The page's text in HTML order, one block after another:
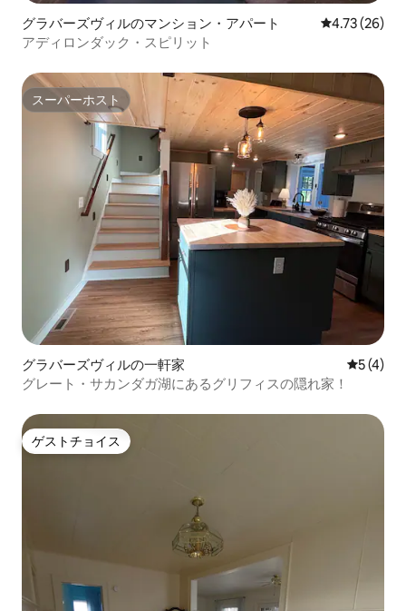
グラバーズヴィルのマンション・アパート レビュー26
4.73 (26)
アディロンダック・スピリット
スーパーホスト
スーパーホスト
グラバーズヴィルの一軒家 レビュー
5 (4)
グレート・サカンダガ湖にあるグリフィスの隠れ家！
ゲストチョイス
ゲストチョイス